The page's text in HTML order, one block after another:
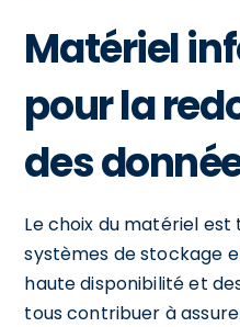
Matériel
pour la
des
Le choix du matériel est
systèmes de stockage
haute disponibilité et
tous contribuer à